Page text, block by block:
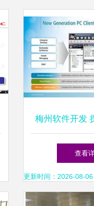
梅州软件开发
软件下载与
Mobile通
查看
更新时间：2026-08-06